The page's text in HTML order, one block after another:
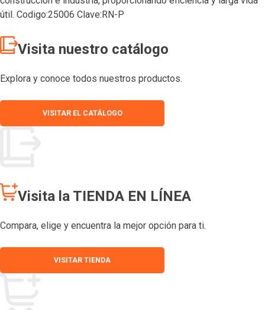
útil. Codigo:25006 Clave:RN-P
Visita nuestro catálogo
Explora y conoce todos nuestros productos.
VISITAR EL CATÁLOGO
Visita la TIENDA EN LÍNEA
Compara, elige y encuentra la mejor opción para ti.
VISITAR TIENDA